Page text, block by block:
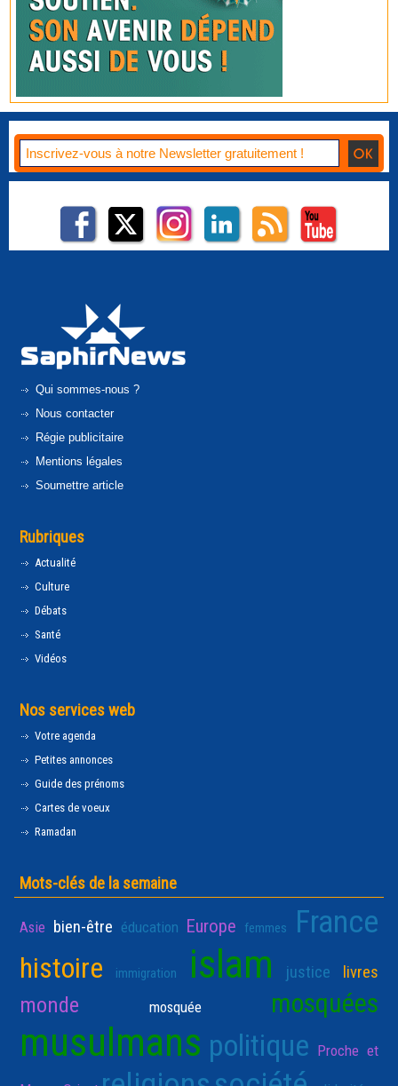
Qui sommes-nous ?
Nous contacter
Régie publicitaire
Mentions légales
Soumettre article
Rubriques
Actualité
Culture
Débats
Santé
Vidéos
Nos services web
Votre agenda
Petites annonces
Guide des prénoms
Cartes de voeux
Ramadan
Mots-clés de la semaine
Asie bien-être éducation Europe femmes France
histoire immigration islam justice livres
monde mosquée mosquées
musulmans politique Proche et